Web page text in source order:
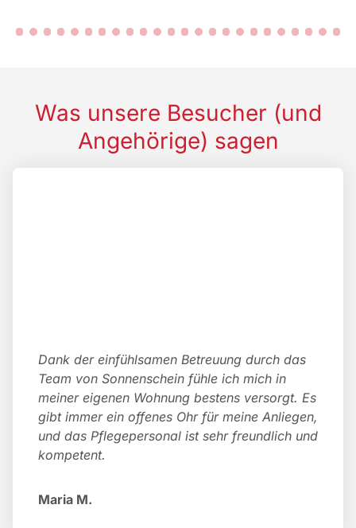
Was unsere Besucher (und
Angehörige) sagen
Dank der einfühlsamen Betreuung durch das
Team von Sonnenschein fühle ich mich in
meiner eigenen Wohnung bestens versorgt. Es
gibt immer ein offenes Ohr für meine Anliegen,
und das Pflegepersonal ist sehr freundlich und
kompetent.
Maria M.